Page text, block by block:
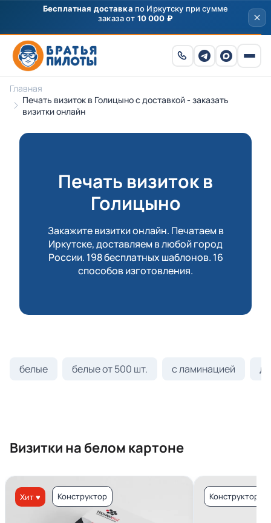
Скидка250 ₽на первый заказ от 3000 ₽ по
промокоду
ПРИВЕТ
Главная
Печать визиток в Голицыно с доставкой - заказать
визитки онлайн
Печать визиток в
Голицыно
Закажите визитки онлайн. Печатаем в
Иркутске, доставляем в любой город
России. 198 бесплатных шаблонов. 16
способов изготовления.
белые белые от 500 шт. с ламинацией
Визитки на белом картоне
Хит ♥ Конструктор Конструктор